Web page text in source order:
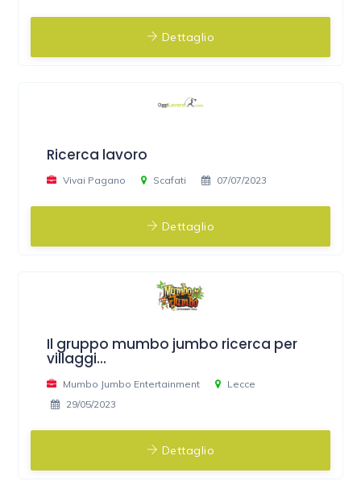
Dettaglio
Ricerca lavoro
Vivai Pagano Scafati 07/07/2023
Dettaglio
Il gruppo mumbo jumbo ricerca per
villaggi...
Mumbo Jumbo Entertainment
Lecce
29/05/2023
Dettaglio